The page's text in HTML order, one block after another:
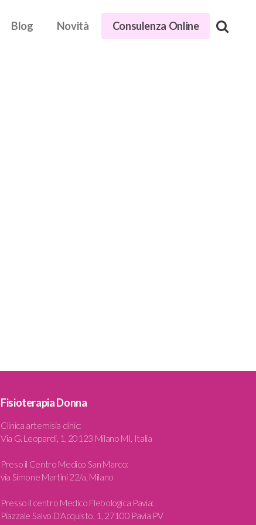
Blog Novità Consulenza Online
Fisioterapia Donna
Clinica artemisia clinic:
Via G. Leopardi, 1, 20123 Milano MI, Italia
Preso il Centro Medico San Marco:
via Simone Martini 22/a, Milano
Presso il centro Medico Flebologica Pavia:
Piazzale Salvo D'Acquisto, 1, 27100 Pavia PV